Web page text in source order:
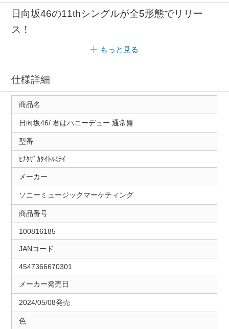
日向坂46の11thシングルが全5形態でリリー
ス！
もっと見る
仕様詳細
商品名
日向坂46/ 君はハニーデュー 通常盤
型番
ﾋﾅﾀｻﾞｶﾀｲﾄﾙﾐﾃｲ
メーカー
ソニーミュージックマーケティング
商品番号
100816185
JANコード
4547366670301
メーカー発売日
2024/05/08発売
色